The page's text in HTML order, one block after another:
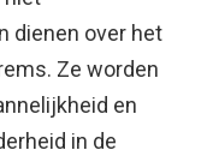
dienen over het
Ze worden
en
in de